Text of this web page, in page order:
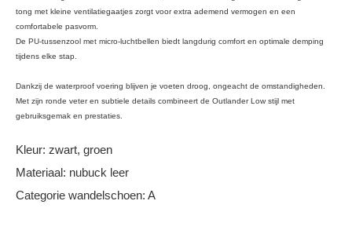
tong met kleine ventilatiegaatjes zorgt voor extra ademend vermogen en een
comfortabele pasvorm.
De PU-tussenzool met micro-luchtbellen biedt langdurig comfort en optimale demping
tijdens elke stap.
Dankzij de waterproof voering blijven je voeten droog, ongeacht de omstandigheden.
Met zijn ronde veter en subtiele details combineert de Outlander Low stijl met
gebruiksgemak en prestaties.
Kleur: zwart, groen
Materiaal: nubuck leer
Categorie wandelschoen: A